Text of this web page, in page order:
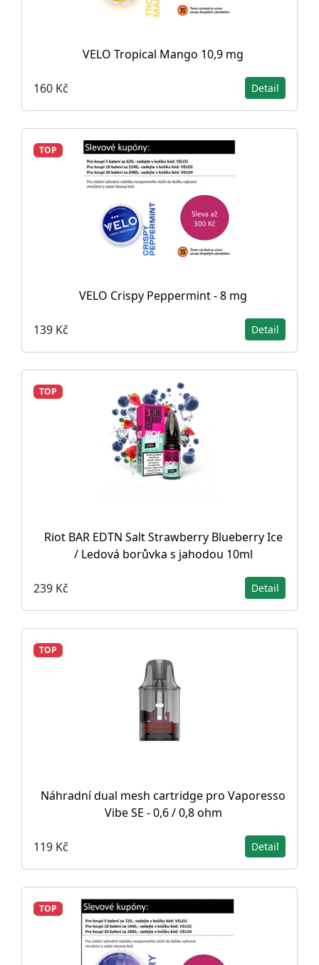
VELO Tropical Mango 10,9 mg
160 Kč Detail
TOP
VELO Crispy Peppermint - 8 mg
139 Kč Detail
TOP
Riot BAR EDTN Salt Strawberry Blueberry Ice
/ Ledová borůvka s jahodou 10ml
239 Kč Detail
TOP
Náhradní dual mesh cartridge pro Vaporesso
Vibe SE - 0,6 / 0,8 ohm
119 Kč Detail
TOP